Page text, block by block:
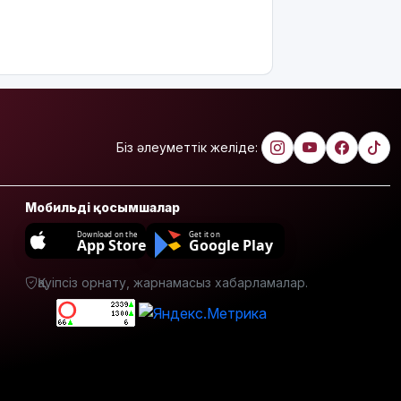
Қазақстанда
Ерекше
тренд:
жастар
сатып
көшеде
Біз әлеуметтік желіде:
Мобильді қосымшалар
Download on the
App Store
Get it on
Google Play
Қауіпсіз орнату, жарнамасыз хабарламалар.